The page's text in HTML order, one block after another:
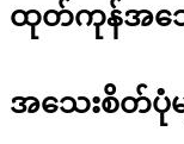
ထုတ်ကုန်အသ
အသေးစိတ်ပုံမ